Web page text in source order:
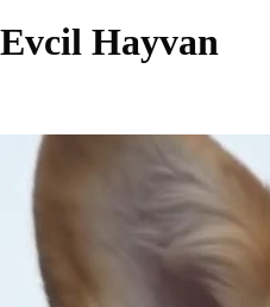
Hayvan